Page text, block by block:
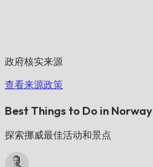
政府核实来源
查看来源政策
Best Things to Do in Norway
探索挪威最佳活动和景点